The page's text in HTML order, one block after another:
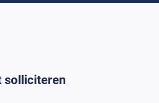
solliciteren